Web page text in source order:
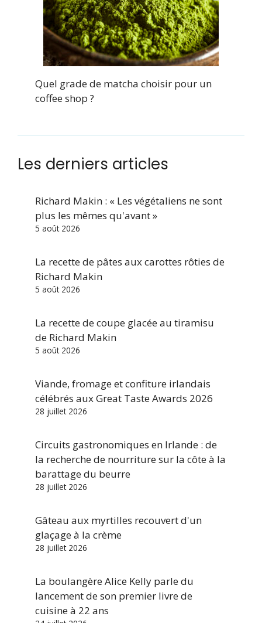
Quel grade de matcha choisir pour un
coffee shop ?
Les derniers articles
Richard Makin : « Les végétaliens ne sont
plus les mêmes qu'avant »
5 août 2026
La recette de pâtes aux carottes rôties de
Richard Makin
5 août 2026
La recette de coupe glacée au tiramisu
de Richard Makin
5 août 2026
Viande, fromage et confiture irlandais
célébrés aux Great Taste Awards 2026
28 juillet 2026
Circuits gastronomiques en Irlande : de
la recherche de nourriture sur la côte à la
barattage du beurre
28 juillet 2026
Gâteau aux myrtilles recouvert d'un
glaçage à la crème
28 juillet 2026
La boulangère Alice Kelly parle du
lancement de son premier livre de
cuisine à 22 ans